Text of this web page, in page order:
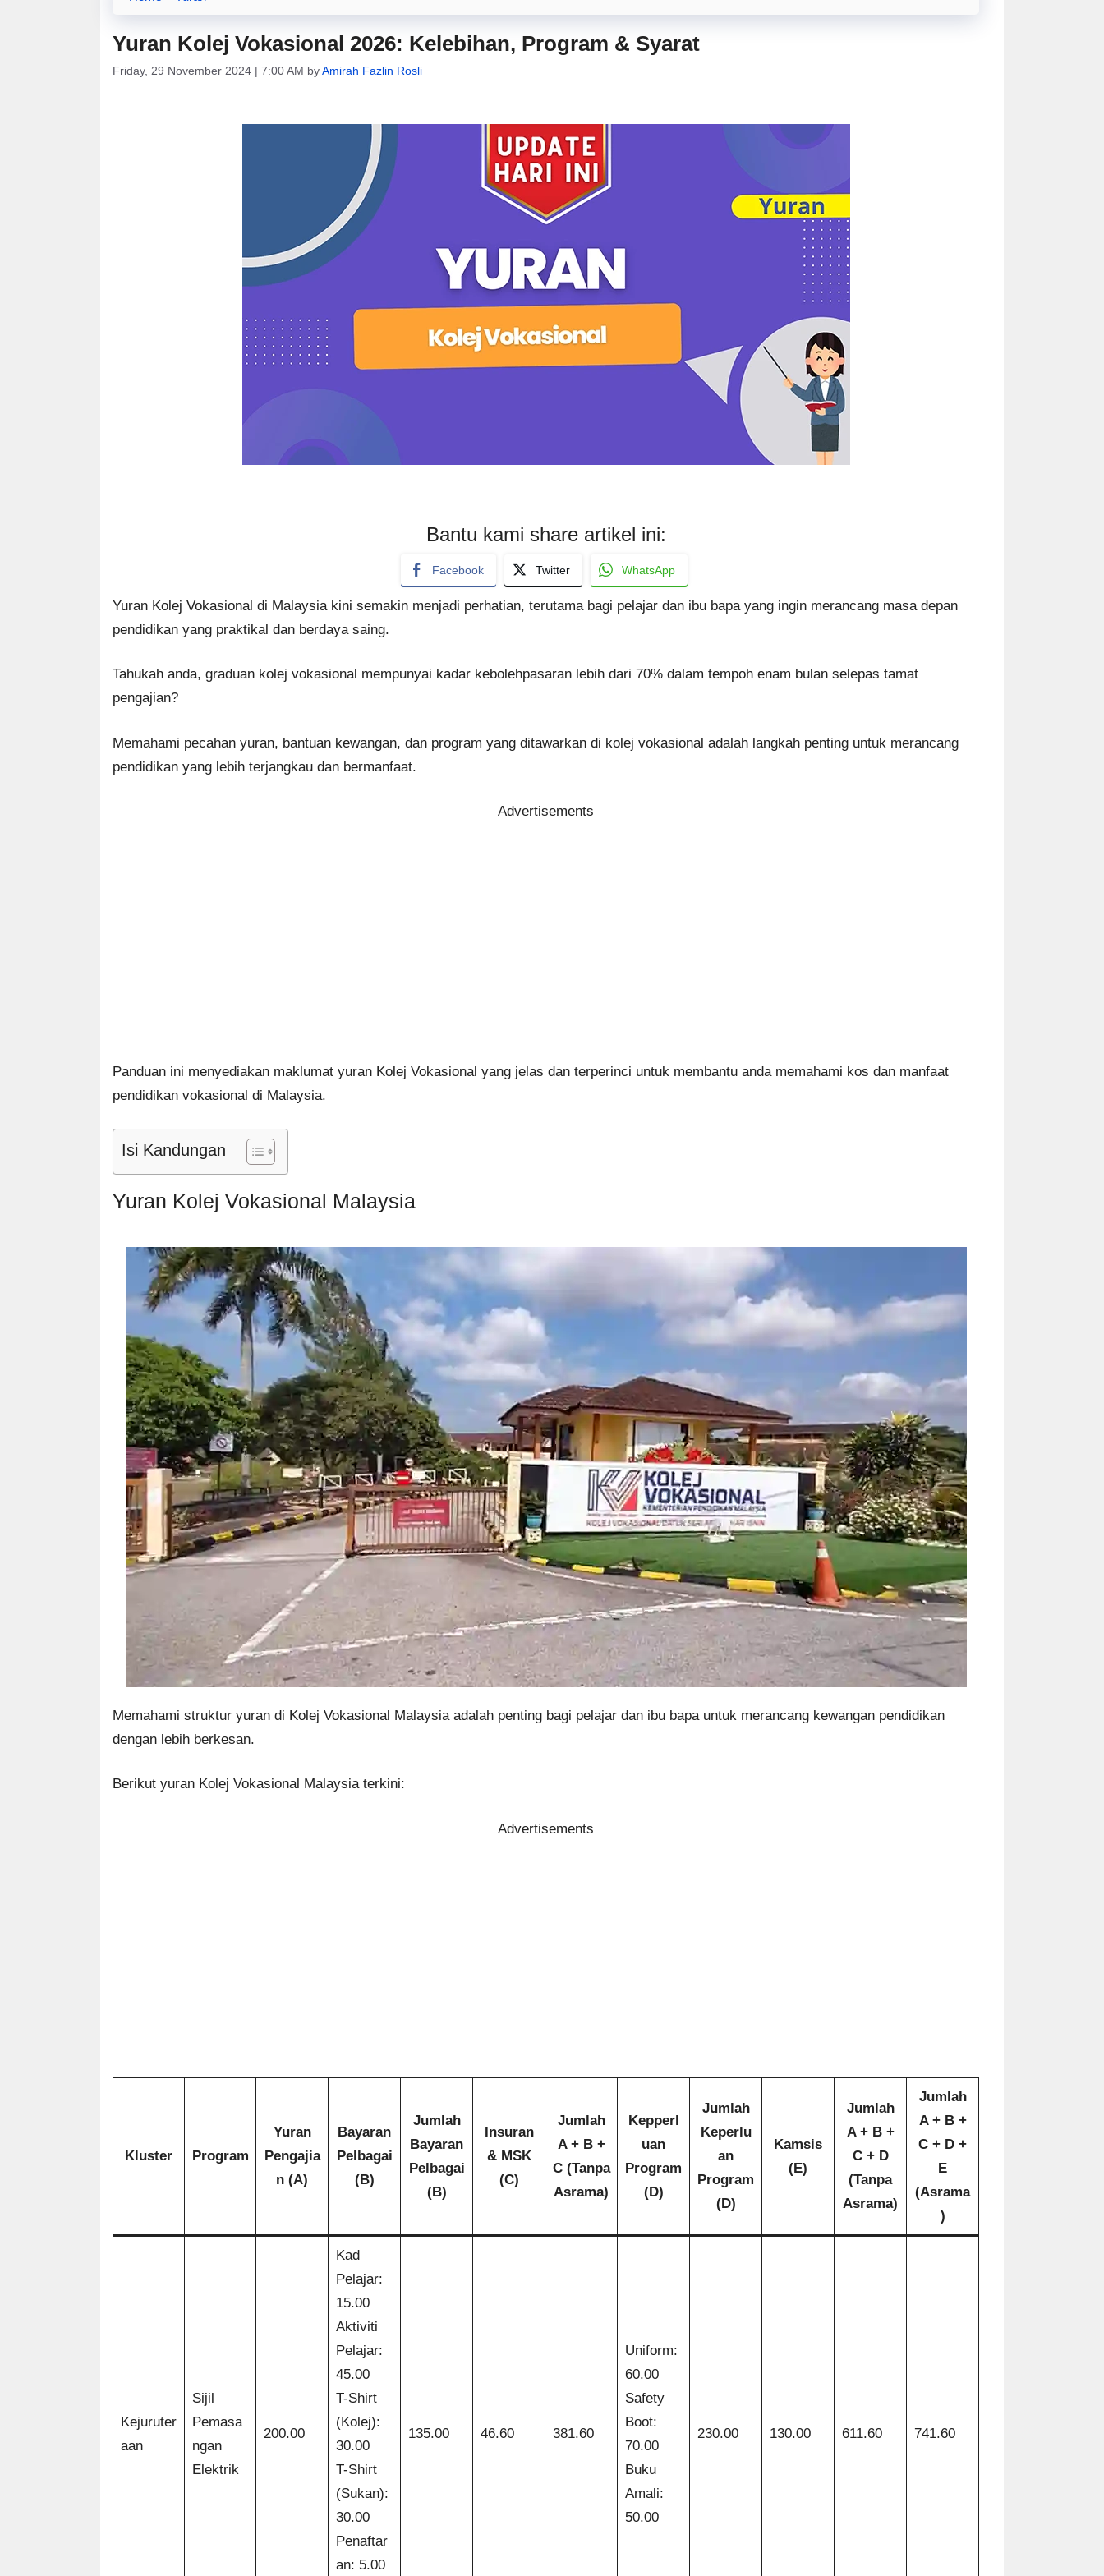
Yuran Kolej Vokasional 2026: Kelebihan, Program & Syarat
Friday, 29 November 2024 | 7:00 AM byAmirah Fazlin Rosli
Bantu kami share artikel ini:
Facebook Twitter WhatsApp
Yuran Kolej Vokasional di Malaysia kini semakin menjadi perhatian, terutama bagi pelajar dan ibu bapa yang ingin merancang masa depan
pendidikan yang praktikal dan berdaya saing.
Tahukah anda, graduan kolej vokasional mempunyai kadar kebolehpasaran lebih dari 70% dalam tempoh enam bulan selepas tamat
pengajian?
Memahami pecahan yuran, bantuan kewangan, dan program yang ditawarkan di kolej vokasional adalah langkah penting untuk merancang
pendidikan yang lebih terjangkau dan bermanfaat.
Advertisements
Panduan ini menyediakan maklumat yuran Kolej Vokasional yang jelas dan terperinci untuk membantu anda memahami kos dan manfaat
pendidikan vokasional di Malaysia.
Isi Kandungan
Yuran Kolej Vokasional Malaysia
Memahami struktur yuran di Kolej Vokasional Malaysia adalah penting bagi pelajar dan ibu bapa untuk merancang kewangan pendidikan
dengan lebih berkesan.
Berikut yuran Kolej Vokasional Malaysia terkini:
Advertisements
Kluster Program
Yuran
Pengajia
n (A)
Bayaran
Pelbagai
(B)
Jumlah
Bayaran
Pelbagai
(B)
Insuran
& MSK
(C)
Jumlah
A + B +
C (Tanpa
Asrama)
Kepperl
uan
Program
(D)
Jumlah
Keperlu
an
Program
(D)
Kamsis
(E)
Jumlah
A + B +
C + D
(Tanpa
Asrama)
Jumlah
A + B +
C + D +
E
(Asrama
)
Kejuruter
aan
Sijil
Pemasa
ngan
Elektrik
200.00
Kad
Pelajar:
15.00
Aktiviti
Pelajar:
45.00
T-Shirt
(Kolej):
30.00
T-Shirt
(Sukan):
30.00
Penaftar
an: 5.00
135.00 46.60 381.60
Uniform:
60.00
Safety
Boot:
70.00
Buku
Amali:
50.00
230.00 130.00 611.60 741.60